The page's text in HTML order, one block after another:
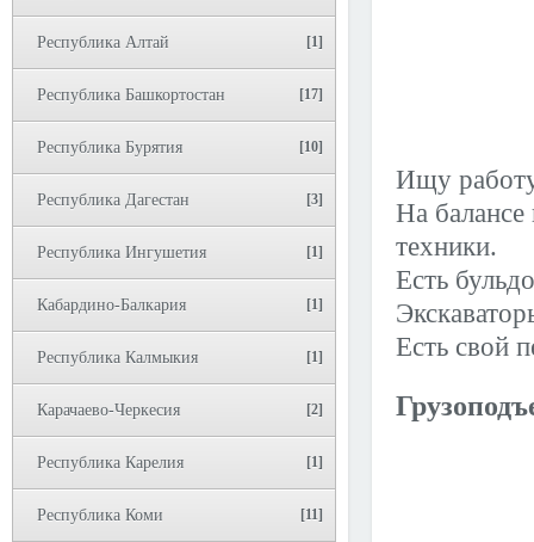
Республика Алтай [1]
Республика Башкортостан [17]
Республика Бурятия [10]
Республика Дагестан [3]
Республика Ингушетия [1]
Кабардино-Балкария [1]
Республика Калмыкия [1]
Карачаево-Черкесия [2]
Республика Карелия [1]
Республика Коми [11]
Ищу
На балансе
техники.
Есть
Есть свой